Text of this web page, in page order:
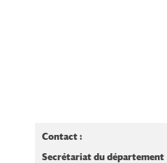
Contact :
Secrétariat du département